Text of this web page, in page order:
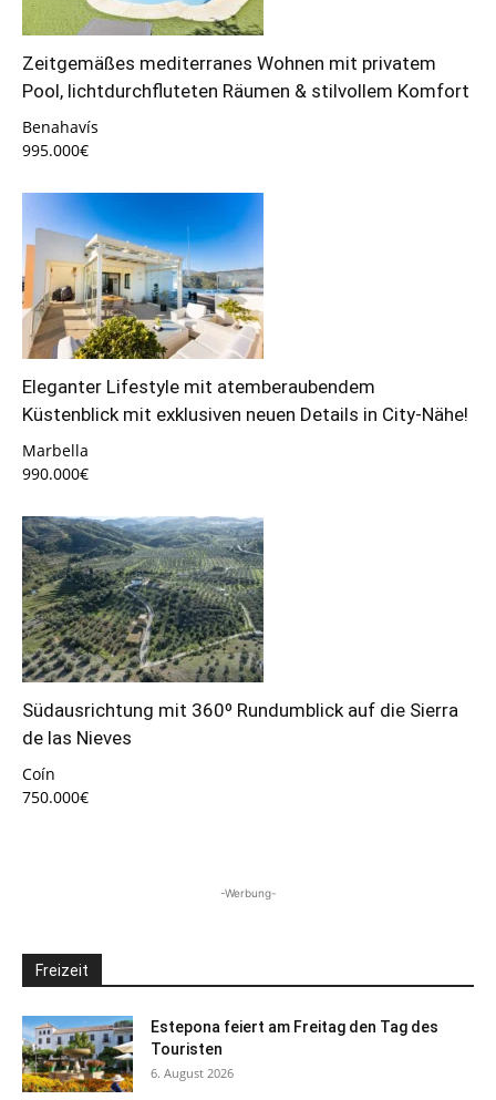
Zeitgemäßes mediterranes Wohnen mit privatem
Pool, lichtdurchfluteten Räumen & stilvollem Komfort
Benahavís
995.000€
Eleganter Lifestyle mit atemberaubendem
Küstenblick mit exklusiven neuen Details in City-Nähe!
Marbella
990.000€
Südausrichtung mit 360º Rundumblick auf die Sierra
de las Nieves
Coín
750.000€
-Werbung-
Freizeit
Estepona feiert am Freitag den Tag des
Touristen
6. August 2026